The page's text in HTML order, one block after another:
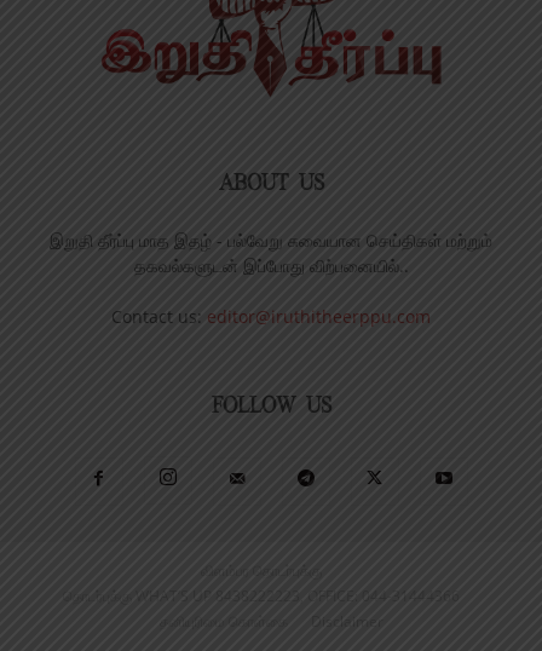
ABOUT US
இறுதி தீர்ப்பு மாத இதழ் - பல்வேறு சுவையான செய்திகள் மற்றும்
தகவல்களுடன் இப்போது விற்பனையில்..
Contact us: editor@iruthitheerppu.com
FOLLOW US